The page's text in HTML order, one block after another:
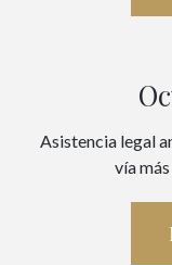
Asistencia legal
vía